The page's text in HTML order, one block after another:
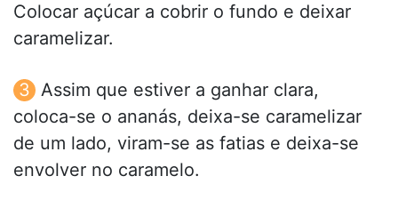
Colocar açúcar a cobrir o fundo e deixar
caramelizar.
Assim que estiver a ganhar clara,
coloca-se o ananás, deixa-se caramelizar
de um lado, viram-se as fatias e deixa-se
envolver no caramelo.